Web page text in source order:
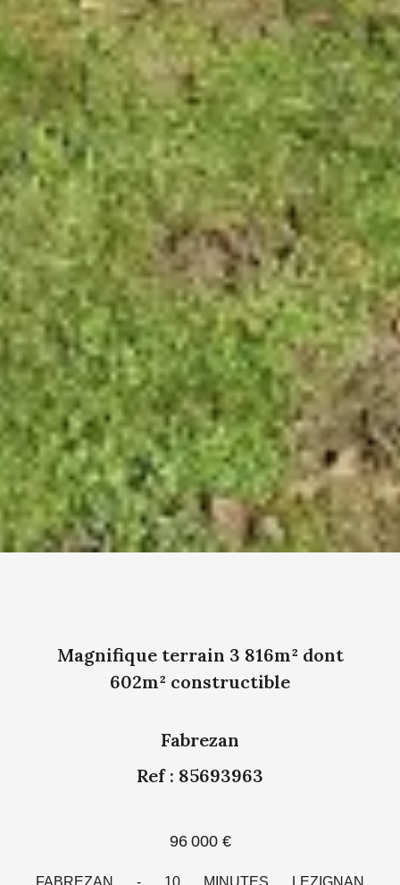
Magnifique terrain 3 816m² dont
602m² constructible
Fabrezan
Ref : 85693963
96 000 €
FABREZAN - 10 MINUTES LEZIGNAN